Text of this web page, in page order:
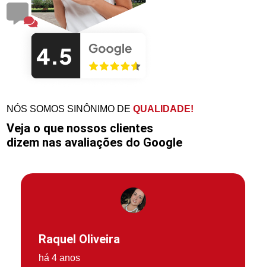
NÓS SOMOS SINÔNIMO DEQUALIDADE!
Veja o que nossos clientes
dizem nas avaliações do Google
Raquel Oliveira
há 4 anos